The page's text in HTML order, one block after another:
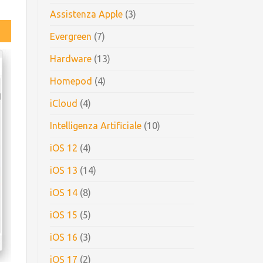
Assistenza Apple(3)
Evergreen (7)
Hardware(13)
Homepod (4)
iCloud (4)
Intelligenza Artificiale(10)
iOS 12 (4)
iOS 13 (14)
iOS 14(8)
iOS 15 (5)
iOS 16 (3)
iOS 17 (2)